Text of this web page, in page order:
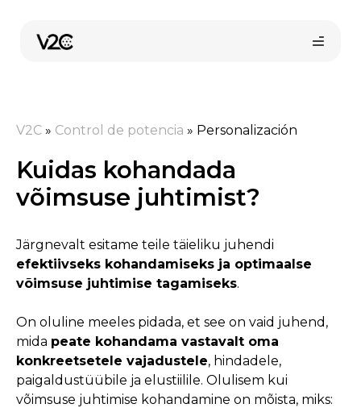
content
V2C » Control de potencia » Personalización
Kuidas kohandada
võimsuse juhtimist?
Järgnevalt esitame teile täieliku juhendi
efektiivseks kohandamiseks ja optimaalse
võimsuse juhtimise tagamiseks.
On oluline meeles pidada, et see on vaid juhend,
mida peate kohandama vastavalt oma
konkreetsetele vajadustele, hindadele,
paigaldustüübile ja elustiilile. Olulisem kui
võimsuse juhtimise kohandamine on mõista, miks: